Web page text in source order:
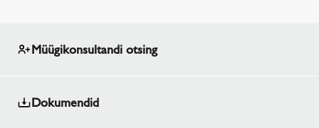
Müügikonsultandi otsing
Dokumendid